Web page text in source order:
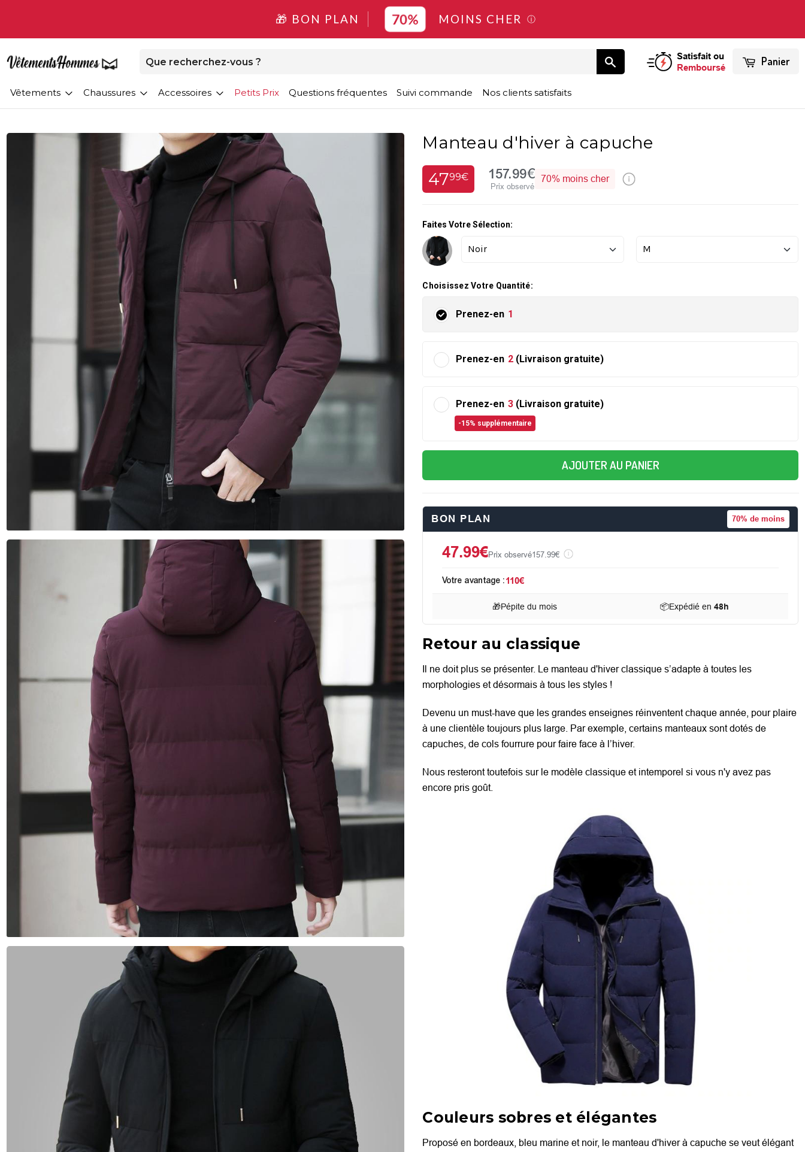
🎁 BON PLAN 70% MOINS CHER ⓘ
Satisfait ou
Remboursé
Panier
Vêtements Chaussures Accessoires Petits Prix Questions fréquentes Suivi commande Nos clients satisfaits
Manteau d'hiver à capuche
4799€ 157.99€
Prix observé
70% moins cher
Faites Votre Sélection:
Choisissez Votre Quantité:
Prenez-en 1
Prenez-en 2 (Livraison gratuite)
Prenez-en 3 (Livraison gratuite)
-15% supplémentaire
AJOUTER AU PANIER
BON PLAN 70% de moins
47.99€Prix observé157.99€
Votre avantage :110€
🎁Pépite du mois 📦Expédié en 48h
Retour au classique
Il ne doit plus se présenter. Le manteau d'hiver classiques’adapte à toutes les
morphologies et désormais à tous les styles !
Devenu un must-have que les grandes enseignes réinventent chaque année, pour plaire
à une clientèle toujours plus large. Par exemple, certains manteaux sont dotés de
capuches, de cols fourrure pour faire face à l’hiver.
Nous resteront toutefois sur le modèle classique et intemporel si vous n'y avez pas
encore pris goût.
Couleurs sobres et élégantes
Proposé en bordeaux, bleu marine et noir, le manteau d'hiver à capuche se veut élégant